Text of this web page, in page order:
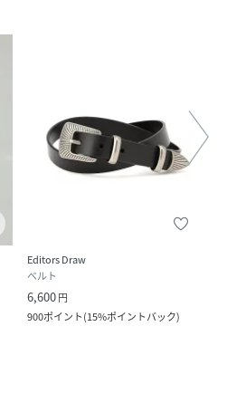
Editors Draw
ベルト
6,600円
900ポイント(15%ポイントバック)